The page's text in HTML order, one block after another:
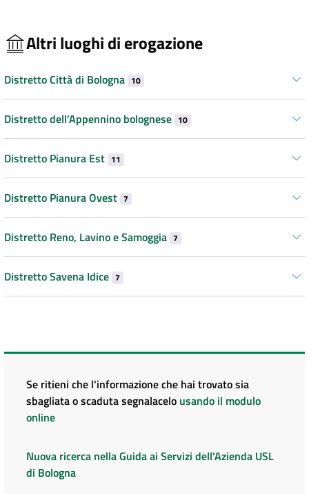
Altri luoghi di erogazione
Distretto Città di Bologna 10
Distretto dell’Appennino bolognese 10
Distretto Pianura Est 11
Distretto Pianura Ovest 7
Distretto Reno, Lavino e Samoggia 7
Distretto Savena Idice 7
Se ritieni che l'informazione che hai trovato sia
sbagliata o scaduta segnalacelo usando il modulo
online
Nuova ricerca nella Guida ai Servizi dell'Azienda USL
di Bologna